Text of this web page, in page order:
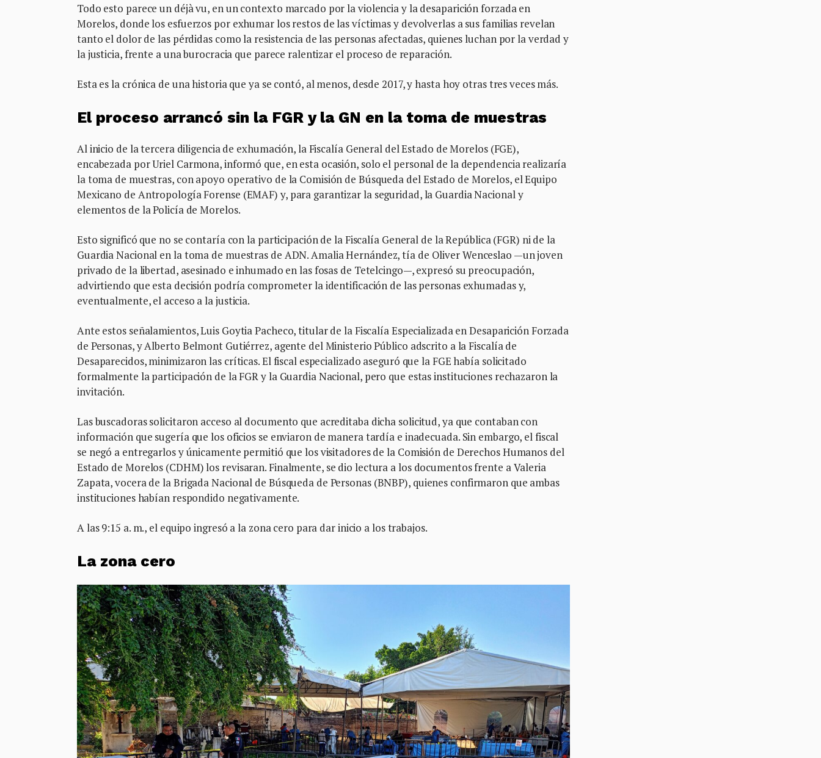
Todo esto parece un déjà vu, en un contexto marcado por la violencia y la desaparición forzada en
Morelos, donde los esfuerzos por exhumar los restos de las víctimas y devolverlas a sus familias revelan
tanto el dolor de las pérdidas como la resistencia de las personas afectadas, quienes luchan por la verdad y
la justicia, frente a una burocracia que parece ralentizar el proceso de reparación.
Esta es la crónica de una historia que ya se contó, al menos, desde 2017, y hasta hoy otras tres veces más.
El proceso arrancó sin la FGR y la GN en la toma de muestras
Al inicio de la tercera diligencia de exhumación, la Fiscalía General del Estado de Morelos (FGE),
encabezada por Uriel Carmona, informó que, en esta ocasión, solo el personal de la dependencia realizaría
la toma de muestras, con apoyo operativo de la Comisión de Búsqueda del Estado de Morelos, el Equipo
Mexicano de Antropología Forense (EMAF) y, para garantizar la seguridad, la Guardia Nacional y
elementos de la Policía de Morelos.
Esto significó que no se contaría con la participación de la Fiscalía General de la República (FGR) ni de la
Guardia Nacional en la toma de muestras de ADN. Amalia Hernández, tía de Oliver Wenceslao —un joven
privado de la libertad, asesinado e inhumado en las fosas de Tetelcingo—, expresó su preocupación,
advirtiendo que esta decisión podría comprometer la identificación de las personas exhumadas y,
eventualmente, el acceso a la justicia.
Ante estos señalamientos, Luis Goytia Pacheco, titular de la Fiscalía Especializada en Desaparición Forzada
de Personas, y Alberto Belmont Gutiérrez, agente del Ministerio Público adscrito a la Fiscalía de
Desaparecidos, minimizaron las críticas. El fiscal especializado aseguró que la FGE había solicitado
formalmente la participación de la FGR y la Guardia Nacional, pero que estas instituciones rechazaron la
invitación.
Las buscadoras solicitaron acceso al documento que acreditaba dicha solicitud, ya que contaban con
información que sugería que los oficios se enviaron de manera tardía e inadecuada. Sin embargo, el fiscal
se negó a entregarlos y únicamente permitió que los visitadores de la Comisión de Derechos Humanos del
Estado de Morelos (CDHM) los revisaran. Finalmente, se dio lectura a los documentos frente a Valeria
Zapata, vocera de la Brigada Nacional de Búsqueda de Personas (BNBP), quienes confirmaron que ambas
instituciones habían respondido negativamente.
A las 9:15 a. m., el equipo ingresó a la zona cero para dar inicio a los trabajos.
La zona cero